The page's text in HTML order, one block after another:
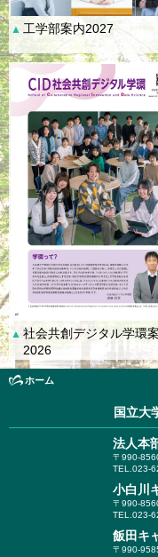
▲ 工学部案内2027
▲ 社会共創デジタル学環
2026
ホーム
国立大
法人本
〒990-
TEL.023-
小白川
〒990-
TEL.023-
飯田キ
〒990-